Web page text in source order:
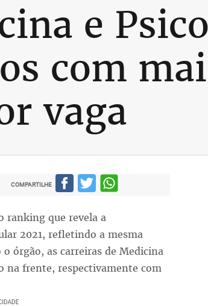
e
com
vaga
COMPARTILHE
ranking que revela a
2021, refletindo a mesma
órgão, as carreiras de Medicina
na frente, respectivamente com